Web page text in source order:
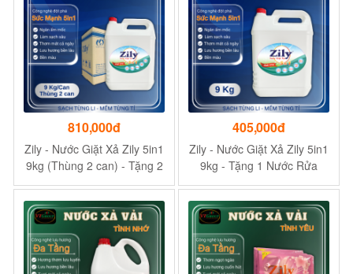
810,000đ
Zily - Nước Giặt Xả Zily 5in1
9kg (Thùng 2 can) - Tặng 2
Nước Rửa Chén Zily 4.7kg
405,000đ
Zily - Nước Giặt Xả Zily 5in1
9kg - Tặng 1 Nước Rửa
Chén Zily 4.7kg